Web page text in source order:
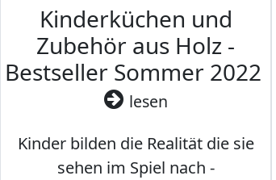
Kinderküchen und
Zubehör aus Holz -
Bestseller Sommer 2022
lesen
Kinder bilden die Realität die sie
sehen im Spiel nach -